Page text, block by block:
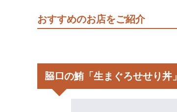
おすすめのお店をご紹介
𦚰口の鮪「生まぐろせせり丼」